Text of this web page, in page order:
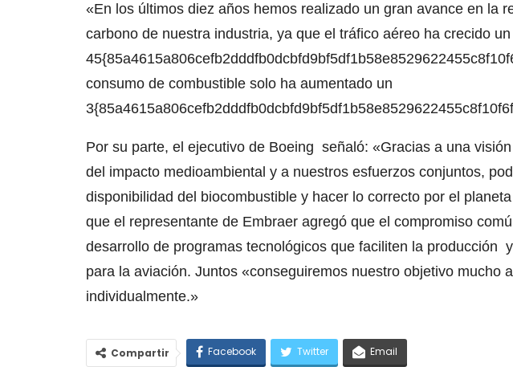
«En los últimos diez años hemos realizado un gran avance en la
carbono de nuestra industria, ya que el tráfico aéreo ha crecido un
consumo de combustible solo ha aumentado un
Por su parte, el ejecutivo de Boeing señaló: «Gracias a una
del impacto medioambiental y a nuestros esfuerzos conjuntos,
disponibilidad del biocombustible y hacer lo correcto por el
que el representante de Embraer agregó que el compromiso
desarrollo de programas tecnológicos que faciliten la producción
para la aviación. Juntos «conseguiremos nuestro objetivo mucho
individualmente.»
Compartir Facebook Twitter Email